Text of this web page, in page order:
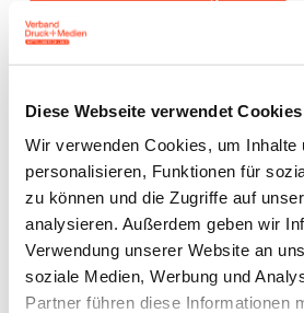
Diese Webseite verwendet Cookies
Wir verwenden Cookies, um Inhalte
personalisieren, Funktionen für
zu können und die Zugriffe auf
analysieren. Außerdem geben wir
Verwendung unserer Website an
soziale Medien, Werbung und
Partner führen diese Informationen
Anmeldeschluss
Veranstalter
Verband Druck und Medien
West e.V.